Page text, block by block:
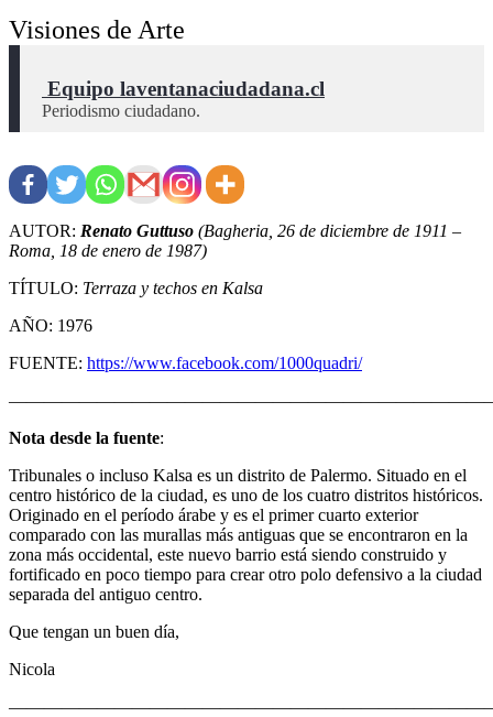
Visiones de Arte
Equipo laventanaciudadana.cl
Periodismo ciudadano.
AUTOR: Renato Guttuso (Bagheria, 26 de diciembre de 1911 –
Roma, 18 de enero de 1987)
TÍTULO: Terraza y techos en Kalsa
AÑO: 1976
FUENTE: https://www.facebook.com/1000quadri/
Nota desde la fuente:
Tribunales o incluso Kalsa es un distrito de Palermo. Situado en el
centro histórico de la ciudad, es uno de los cuatro distritos históricos.
Originado en el período árabe y es el primer cuarto exterior
comparado con las murallas más antiguas que se encontraron en la
zona más occidental, este nuevo barrio está siendo construido y
fortificado en poco tiempo para crear otro polo defensivo a la ciudad
separada del antiguo centro.
Que tengan un buen día,
Nicola